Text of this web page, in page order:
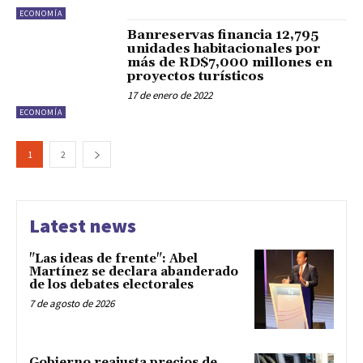
ECONOMÍA
ECONOMÍA
Banreservas financia 12,795
unidades habitacionales por
más de RD$7,000 millones en
proyectos turísticos
17 de enero de 2022
1 2
Latest news
"Las ideas de frente": Abel
Martínez se declara abanderado
de los debates electorales
7 de agosto de 2026